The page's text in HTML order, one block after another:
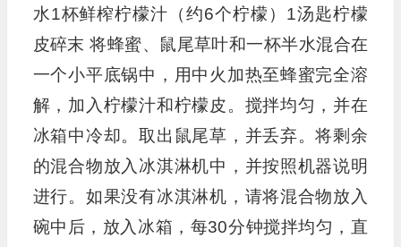
水1杯鲜榨柠檬汁（约6个柠檬）1汤匙柠檬
皮碎末 将蜂蜜、鼠尾草叶和一杯半水混合在
一个小平底锅中，用中火加热至蜂蜜完全溶
解，加入柠檬汁和柠檬皮。搅拌均匀，并在
冰箱中冷却。取出鼠尾草，并丢弃。将剩余
的混合物放入冰淇淋机中，并按照机器说明
进行。如果没有冰淇淋机，请将混合物放入
碗中后，放入冰箱，每30分钟搅拌均匀，直